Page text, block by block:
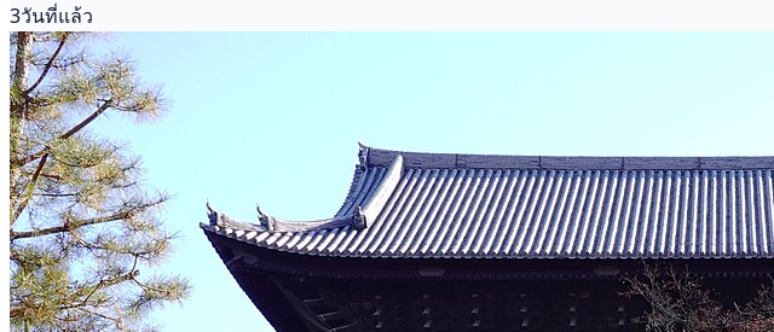
3วันที่แล้ว